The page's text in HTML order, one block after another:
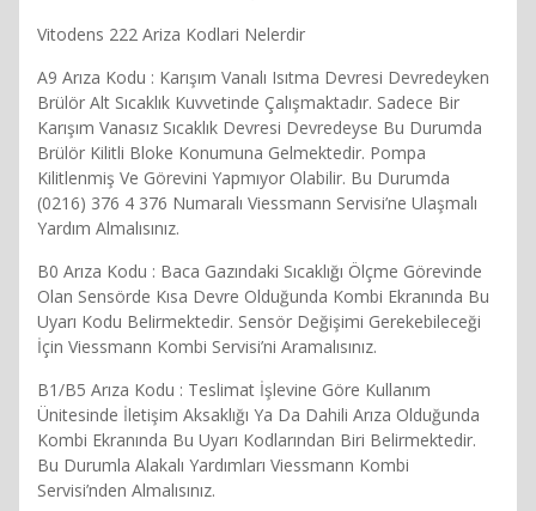
Vitodens 222 Ariza Kodlari Nelerdir
A9 Arıza Kodu : Karışım Vanalı Isıtma Devresi Devredeyken
Brülör Alt Sıcaklık Kuvvetinde Çalışmaktadır. Sadece Bir
Karışım Vanasız Sıcaklık Devresi Devredeyse Bu Durumda
Brülör Kilitli Bloke Konumuna Gelmektedir. Pompa
Kilitlenmiş Ve Görevini Yapmıyor Olabilir. Bu Durumda
(0216) 376 4 376 Numaralı Viessmann Servisi’ne Ulaşmalı
Yardım Almalısınız.
B0 Arıza Kodu : Baca Gazındaki Sıcaklığı Ölçme Görevinde
Olan Sensörde Kısa Devre Olduğunda Kombi Ekranında Bu
Uyarı Kodu Belirmektedir. Sensör Değişimi Gerekebileceği
İçin Viessmann Kombi Servisi’ni Aramalısınız.
B1/B5 Arıza Kodu : Teslimat İşlevine Göre Kullanım
Ünitesinde İletişim Aksaklığı Ya Da Dahili Arıza Olduğunda
Kombi Ekranında Bu Uyarı Kodlarından Biri Belirmektedir.
Bu Durumla Alakalı Yardımları Viessmann Kombi
Servisi’nden Almalısınız.